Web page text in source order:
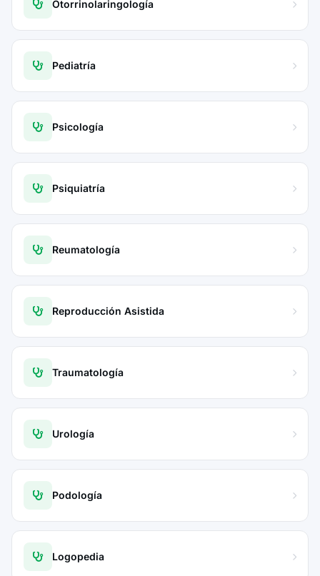
Otorrinolaringología
Pediatría
Psicología
Psiquiatría
Reumatología
Reproducción Asistida
Traumatología
Urología
Podología
Logopedia